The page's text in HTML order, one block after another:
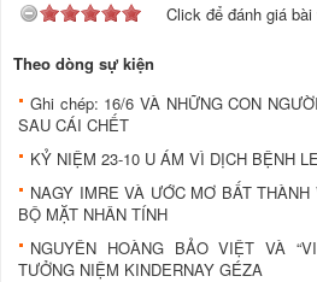
Click để đánh giá
Theo dòng sự kiện
Ghi chép: 16/6 VÀ NHỮNG CON
SAU CÁI CHẾT
KỶ NIỆM 23-10 U ÁM VÌ DỊCH BỆNH
NAGY IMRE VÀ ƯỚC MƠ BẤT
BỘ MẶT NHÂN TÍNH
NGUYÊN HOÀNG BẢO VIỆT VÀ
TƯỞNG NIỆM KINDERNAY GÉZA